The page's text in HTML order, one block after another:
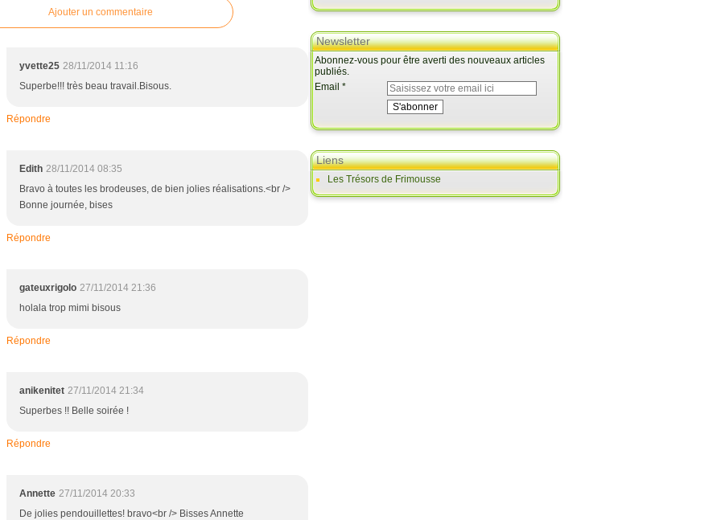
Ajouter un commentaire
yvette25 28/11/2014 11:16
Superbe!!! très beau travail.Bisous.
Répondre
Edith 28/11/2014 08:35
Bravo à toutes les brodeuses, de bien jolies réalisations.<br />
Bonne journée, bises
Répondre
gateuxrigolo 27/11/2014 21:36
holala trop mimi bisous
Répondre
anikenitet 27/11/2014 21:34
Superbes !! Belle soirée !
Répondre
Annette 27/11/2014 20:33
De jolies pendouillettes! bravo<br /> Bisses Annette
Newsletter
Abonnez-vous pour être averti des nouveaux articles
publiés.
Email
Liens
Les Trésors de Frimousse